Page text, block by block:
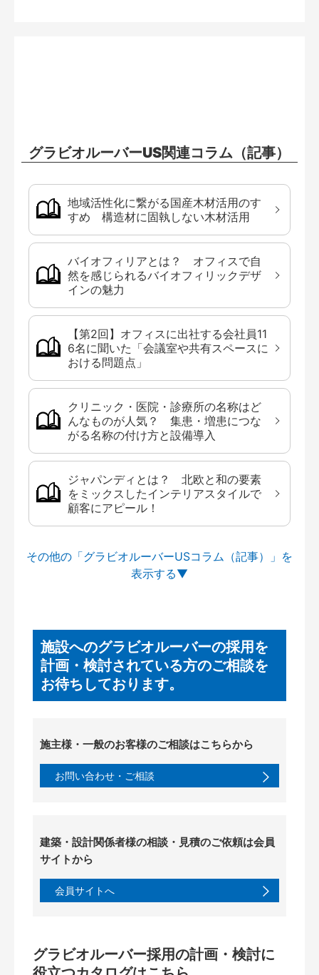
グラビオルーバーUS関連コラム（記事）
地域活性化に繋がる国産木材活用のす
すめ 構造材に固執しない木材活用
バイオフィリアとは？ オフィスで自
然を感じられるバイオフィリックデザ
インの魅力
【第2回】オフィスに出社する会社員11
6名に聞いた「会議室や共有スペースに
おける問題点」
クリニック・医院・診療所の名称はど
んなものが人気？ 集患・増患につな
がる名称の付け方と設備導入
ジャパンディとは？ 北欧と和の要素
をミックスしたインテリアスタイルで
顧客にアピール！
その他の「グラビオルーバーUSコラム（記事）」を
施設へのグラビオルーバーの採用を
計画・検討されている方のご相談を
お待ちしております。
施主様・一般のお客様のご相談はこちらから
お問い合わせ・ご相談
建築・設計関係者様の相談・見積のご依頼は会員
サイトから
会員サイトへ
グラビオルーバー採用の計画・検討に